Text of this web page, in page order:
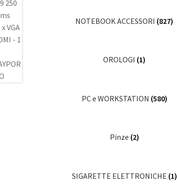
NOTEBOOK ACCESSORI (827)
OROLOGI (1)
PC e WORKSTATION (580)
Pinze (2)
SIGARETTE ELETTRONICHE (1)